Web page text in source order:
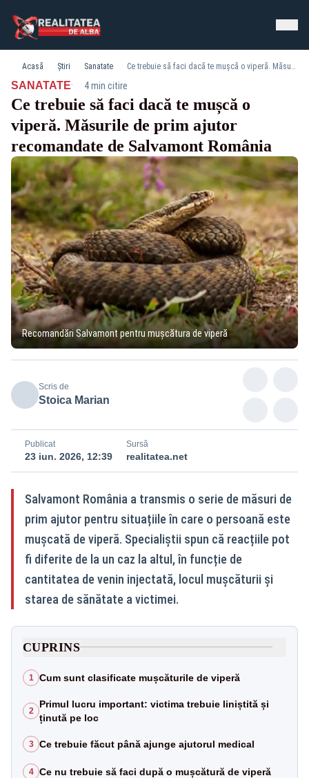
Acasă Știri Sanatate Ce trebuie să faci dacă te mușcă o viperă. Măsurile de prim ajutor recomandate de Salvamont România
SANATATE· 4 min citire
Ce trebuie să faci dacă te mușcă o
viperă. Măsurile de prim ajutor
recomandate de Salvamont România
Recomandări Salvamont pentru mușcătura de viperă
Scris de
Stoica Marian
Publicat
23 iun. 2026, 12:39
Sursă
realitatea.net
Salvamont România a transmis o serie de măsuri de
prim ajutor pentru situațiile în care o persoană este
mușcată de viperă. Specialiștii spun că reacțiile pot
fi diferite de la un caz la altul, în funcție de
cantitatea de venin injectată, locul mușcăturii și
starea de sănătate a victimei.
CUPRINS
1 Cum sunt clasificate mușcăturile de viperă
2
Primul lucru important: victima trebuie liniștită și
ținută pe loc
3 Ce trebuie făcut până ajunge ajutorul medical
4 Ce nu trebuie să faci după o mușcătură de viperă